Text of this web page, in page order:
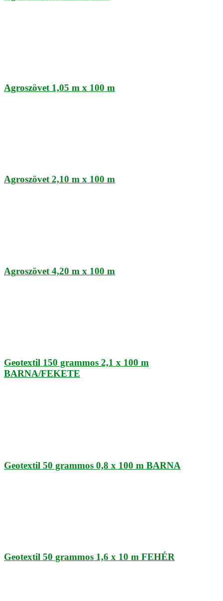
Agroszövet 1,05 m x 100 m
Agroszövet 2,10 m x 100 m
Agroszövet 4,20 m x 100 m
Geotextil 150 grammos 2,1 x 100 m
BARNA/FEKETE
Geotextil 50 grammos 0,8 x 100 m BARNA
Geotextil 50 grammos 1,6 x 10 m FEHÉR